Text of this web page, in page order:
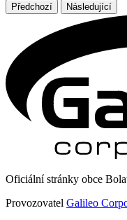
Předchozí Následující
Oficiální stránky obce
Provozovatel Galileo